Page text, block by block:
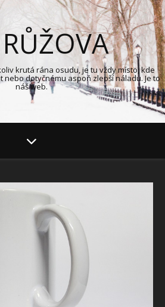
krutá rána osudu, je tu vždy místo, kde
dotyčnému aspoň zlepší náladu. Je to
náš web.